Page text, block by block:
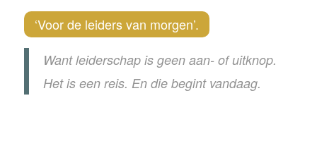
‘Voor de leiders van morgen’.
Want leiderschap is geen aan- of uitknop.
Het is een reis. En die begint vandaag.